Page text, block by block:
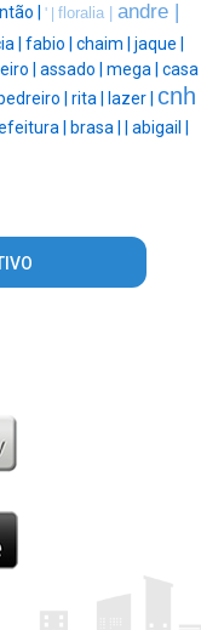
| ' | floralia | andre |
| fabio | chaim | jaque |
| assado | mega | casa
| rita | lazer | cnh
| brasa | | abigail |